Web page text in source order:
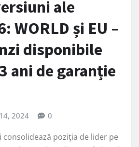
ale
WORLD și EU –
disponibile
ani de garanție
2024 0
consolidează poziția de lider pe